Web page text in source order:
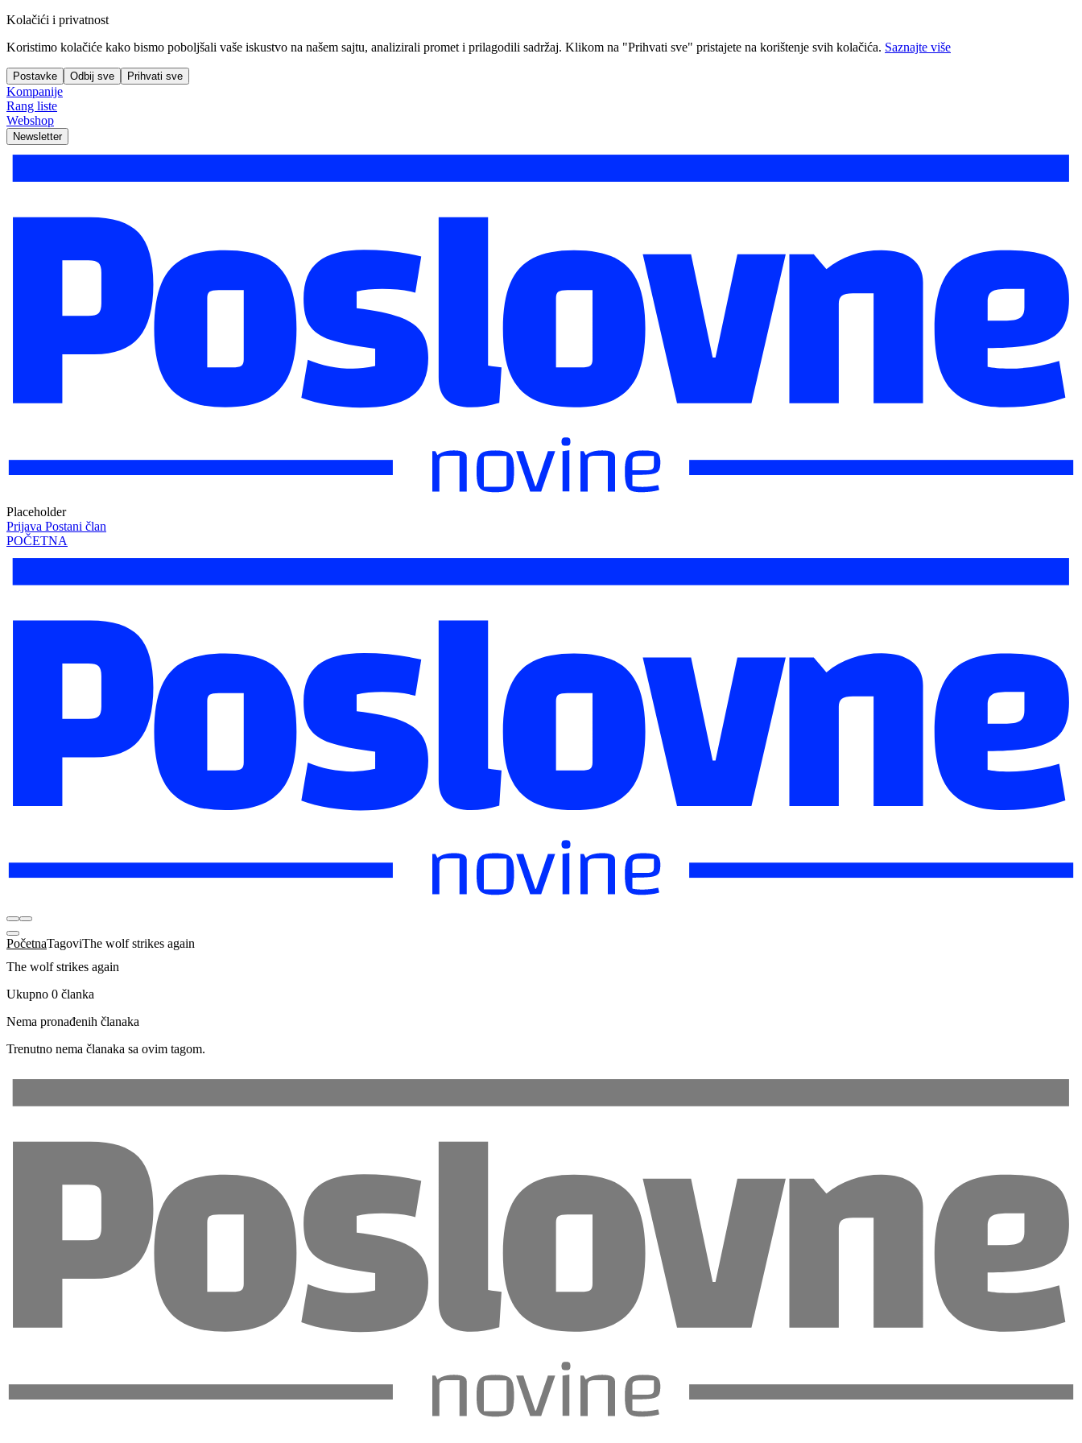
Kolačići i privatnost
Koristimo kolačiće kako bismo poboljšali vaše iskustvo na našem sajtu, analizirali promet i prilagodili sadržaj. Klikom na "Prihvati sve" pristajete na korištenje svih kolačića. Saznajte više
Postavke Odbij sve Prihvati sve
Kompanije
Rang liste
Webshop
Newsletter
Placeholder
Prijava Postani član
POČETNA
PočetnaTagoviThe wolf strikes again
The wolf strikes again
Ukupno 0 članka
Nema pronađenih članaka
Trenutno nema članaka sa ovim tagom.